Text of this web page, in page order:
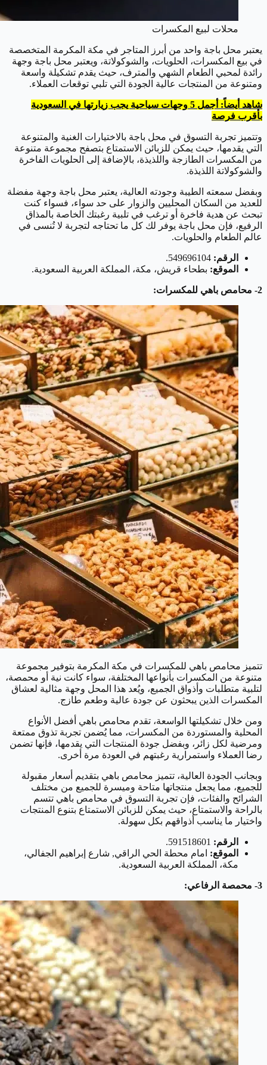
محلات لبيع المكسرات
يعتبر محل باجة واحد من أبرز المتاجر في مكة المكرمة المتخصصة
في بيع المكسرات، الحلويات، والشوكولاتة، ويعتبر محل باجة وجهة
رائدة لمحبي الطعام الشهي والمترف، حيث يقدم تشكيلة واسعة
ومتنوعة من المنتجات عالية الجودة التي تلبي توقعات العملاء.
شاهد أيضاً: أجمل 5 وجهات سياحية يجب زيارتها في السعودية
بأقرب فرصة
وتتميز تجربة التسوق في محل باجة بالاختيارات الغنية والمتنوعة
التي يقدمها، حيث يمكن للزبائن الاستمتاع بتصفح مجموعة متنوعة
من المكسرات الطازجة واللذيذة، بالإضافة إلى الحلويات الفاخرة
والشوكولاتة اللذيذة.
وبفضل سمعته الطيبة وجودته العالية، يعتبر محل باجة وجهة مفضلة
للعديد من السكان المحليين والزوار على حد سواء، فسواء كنت
تبحث عن هدية فاخرة أو ترغب في تلبية رغبتك الخاصة بالمذاق
الرفيع، فإن محل باجة يوفر لك كل ما تحتاجه لتجربة لا تُنسى في
عالم الطعام والحلويات.
الرقم:
الموقع: بطحاء قريش، مكة، المملكة العربية السعودية.
2- محامص باهي للمكسرات:
تتميز محامص باهي للمكسرات في مكة المكرمة بتوفير مجموعة
متنوعة من المكسرات بأنواعها المختلفة، سواء كانت نية أو محمصة،
لتلبية متطلبات وأذواق الجميع، ويُعد هذا المحل وجهة مثالية لعشاق
المكسرات الذين يبحثون عن جودة عالية وطعم طازج.
ومن خلال تشكيلتها الواسعة، تقدم محامص باهي أفضل الأنواع
المحلية والمستوردة من المكسرات، مما يُضمن تجربة تذوق ممتعة
ومرضية لكل زائر، وبفضل جودة المنتجات التي يقدمها، فإنها تضمن
رضا العملاء واستمرارية رغبتهم في العودة مرة أخرى.
وبجانب الجودة العالية، تتميز محامص باهي بتقديم أسعار مقبولة
للجميع، مما يجعل منتجاتها متاحة وميسرة للجميع من مختلف
الشرائح والفئات، فإن تجربة التسوق في محامص باهي تتسم
بالراحة والاستمتاع، حيث يمكن للزبائن الاستمتاع بتنوع المنتجات
واختيار ما يناسب أذواقهم بكل سهولة.
الرقم:
الموقع: امام محطة الحي الراقي, شارع إبراهيم الجفالي،
مكة، المملكة العربية السعودية.
3- محمصة الرفاعي: